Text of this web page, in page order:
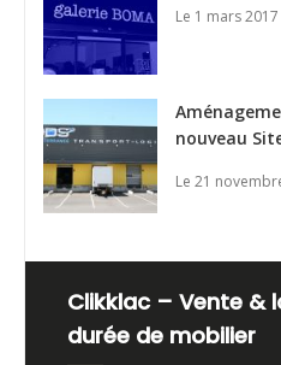
Le 1 mars 2017
nouveau
Le 21
Clikklac – Vente &
durée de mobilier